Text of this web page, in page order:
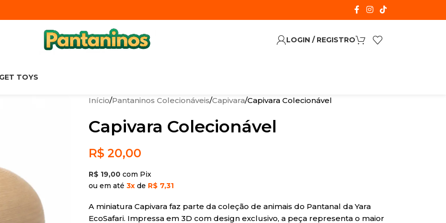
LOGIN / REGISTRO
TOYS
Início Pantaninos Colecionáveis Capivara Capivara Colecionável
Capivara Colecionável
R$ 20,00
R$ 19,00com Pix
ou em até 3xde R$ 7,31
A miniatura Capivara faz parte da coleção de animais do Pantanal da Yara
EcoSafari. Impressa em 3D com design exclusivo, a peça representa o maior